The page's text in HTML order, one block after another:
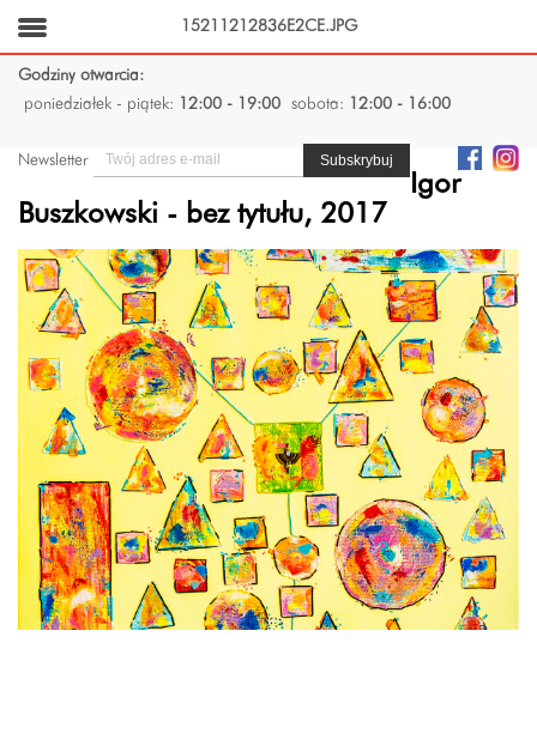
Godziny otwarcia:
poniedziałek - piątek:
12:00 - 19:00 sobota: 12:00 - 16:00
Newsletter
Igor
Buszkowski - bez tytułu, 2017
15211212836E2CE.JPG